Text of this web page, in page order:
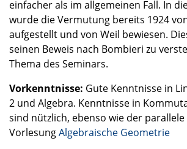
einfacher als im allgemeinen Fall. In
wurde die Vermutung bereits 1924
aufgestellt und von Weil bewiesen.
seinen Beweis nach Bombieri zu
Thema des Seminars.
Vorkenntnisse: Gute Kenntnisse in
2 und Algebra. Kenntnisse in
sind nützlich, ebenso wie der
VorlesungAlgebraische Geometrie